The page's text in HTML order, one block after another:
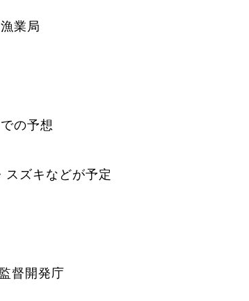
業局
の予想
スズキなどが予定
督開発庁